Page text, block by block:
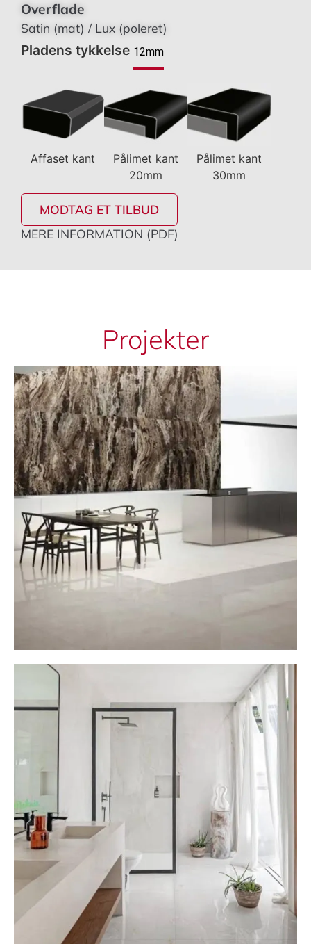
Overflade
Satin (mat) / Lux (poleret)
Pladens tykkelse 12mm
Affaset kant
Pålimet kant
20mm
Pålimet kant
30mm
MODTAG ET TILBUD
MERE INFORMATION (PDF)
Projekter